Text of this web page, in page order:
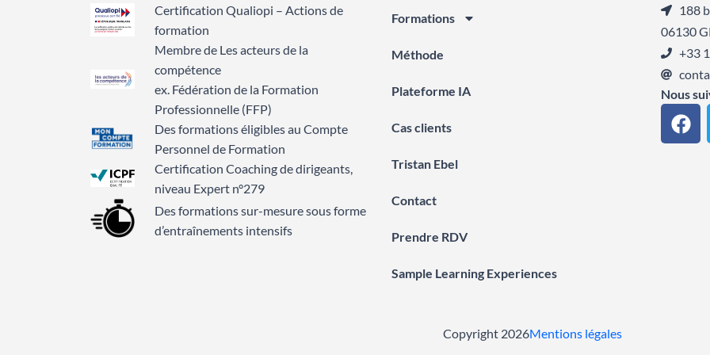
Certification Qualiopi – Actions de
formation
Membre de Les acteurs de la
compétence
ex. Fédération de la Formation
Professionnelle (FFP)
Des formations éligibles au Compte
Personnel de Formation
Certification Coaching de dirigeants,
niveau Expert n°279
Des formations sur-mesure sous forme
d’entraînements intensifs
Formations
Méthode
Plateforme IA
Cas clients
Tristan Ebel
Contact
Prendre RDV
Sample Learning Experiences
188
06130
+33
Nous
F
a
Copyright 2026Mentions légales